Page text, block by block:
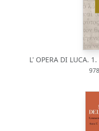
L' OPERA DI LUCA.